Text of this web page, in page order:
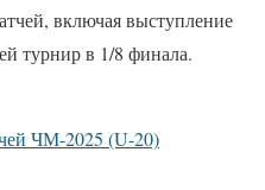
включая выступление
турнир в 1/8 финала.
ЧМ-2025 (U-20)